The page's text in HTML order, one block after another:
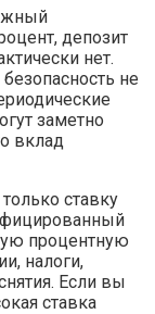
депозит
нет.
не
заметно
вклад
ставку
процентную
налоги,
Если вы
ставка